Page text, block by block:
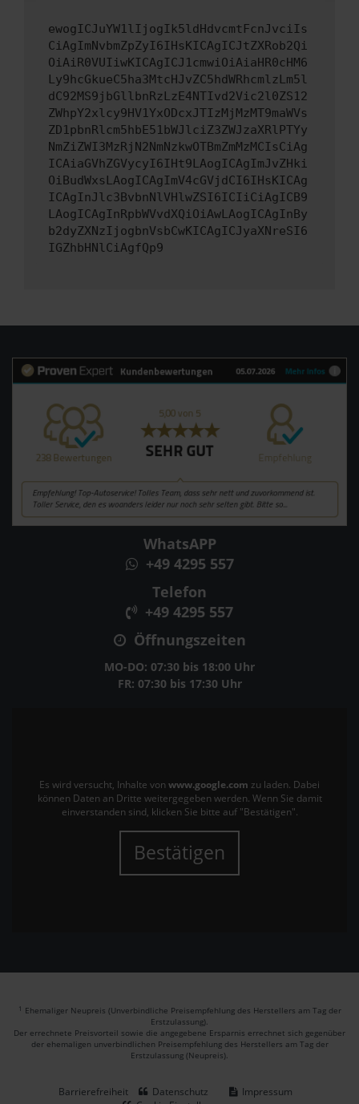
ewogICJuYW1lIjogIk5ldHdvcmtFcnJvciIs
CiAgImNvbmZpZyI6IHsKICAgICJtZXRob2Qi
OiAiR0VUIiwKICAgICJ1cmwiOiAiaHR0cHM6
Ly9hcGkueC5ha3MtcHJvZC5hdWRhcmlzLm5l
dC92MS9jbGllbnRzLzE4NTIvd2Vic2l0ZS12
ZWhpY2xlcy9HV1YxODcxJTIzMjMzMT9maWVs
ZD1pbnRlcm5hbE51bWJlciZ3ZWJzaXRlPTYy
NmZiZWI3MzRjN2NmNzkwOTBmZmMzMCIsCiAg
ICAiaGVhZGVycyI6IHt9LAogICAgImJvZHki
OiBudWxsLAogICAgImV4cGVjdCI6IHsKICAg
ICAgInJlc3BvbnNlVHlwZSI6ICIiCiAgICB9
LAogICAgInRpbWVvdXQiOiAwLAogICAgInBy
b2dyZXNzIjogbnVsbCwKICAgICJyaXNreSI6
IGZhbHNlCiAgfQp9
WhatsAPP
+49 4295 557
Telefon
+49 4295 557
Öffnungszeiten
MO-DO: 07:30 bis 18:00 Uhr
FR: 07:30 bis 17:30 Uhr
Es wird versucht, Inhalte von www.google.com zu laden. Dabei
können Daten an Dritte weitergegeben werden. Wenn Sie damit
einverstanden sind, klicken Sie bitte auf "Bestätigen".
Bestätigen
1 Ehemaliger Neupreis (Unverbindliche Preisempfehlung des Herstellers am Tag der
Erstzulassung).
Der errechnete Preisvorteil sowie die angegebene Ersparnis errechnet sich gegenüber
der ehemaligen unverbindlichen Preisempfehlung des Herstellers am Tag der
Erstzulassung (Neupreis).
Barrierefreiheit Datenschutz
Impressum